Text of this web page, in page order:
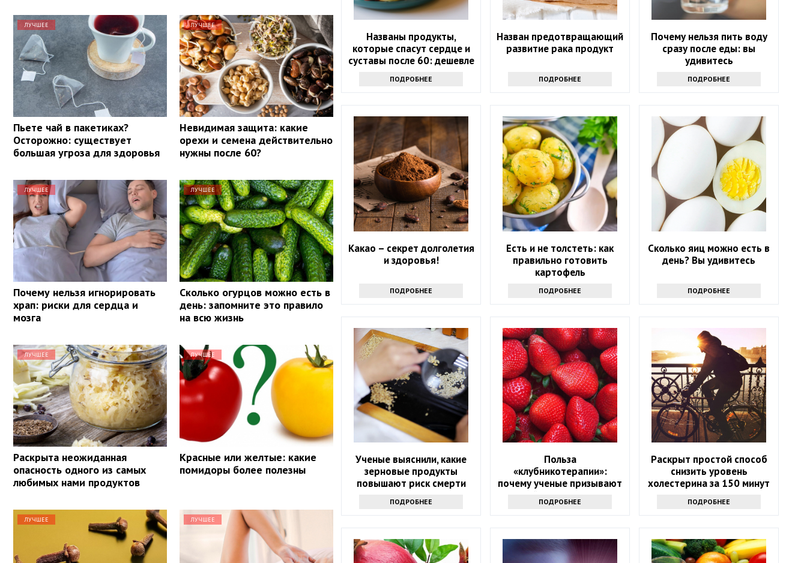
ЛУЧШЕЕ
Пьете чай в пакетиках?
Осторожно: существует
большая угроза для здоровья
ЛУЧШЕЕ
Невидимая защита: какие
орехи и семена действительно
нужны после 60?
ЛУЧШЕЕ
Почему нельзя игнорировать
храп: риски для сердца и
мозга
ЛУЧШЕЕ
Сколько огурцов можно есть в
день: запомните это правило
на всю жизнь
ЛУЧШЕЕ
Раскрыта неожиданная
опасность одного из самых
любимых нами продуктов
ЛУЧШЕЕ
Красные или желтые: какие
помидоры более полезны
ЛУЧШЕЕ ЛУЧШЕЕ
Названы продукты,
которые спасут сердце и
суставы после 60: дешевле
ПОДРОБНЕЕ
Назван предотвращающий
развитие рака продукт
ПОДРОБНЕЕ
Почему нельзя пить воду
сразу после еды: вы
удивитесь
ПОДРОБНЕЕ
Какао – секрет долголетия
и здоровья!
ПОДРОБНЕЕ
Есть и не толстеть: как
правильно готовить
картофель
ПОДРОБНЕЕ
Сколько яиц можно есть в
день? Вы удивитесь
ПОДРОБНЕЕ
Ученые выяснили, какие
зерновые продукты
повышают риск смерти
ПОДРОБНЕЕ
Польза
«клубникотерапии»:
почему ученые призывают
людей в возрасте 50+
налегать на эту ягоду
ПОДРОБНЕЕ
Раскрыт простой способ
снизить уровень
холестерина за 150 минут
ПОДРОБНЕЕ